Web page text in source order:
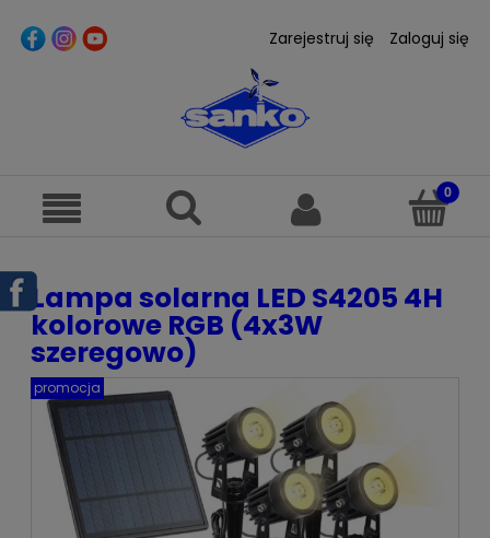
Zarejestruj się Zaloguj się
Lampa solarna LED S4205 4H
kolorowe RGB (4x3W
szeregowo)
promocja